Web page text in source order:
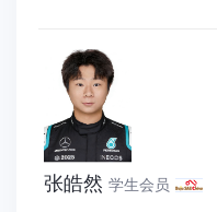
张皓然 学生会员